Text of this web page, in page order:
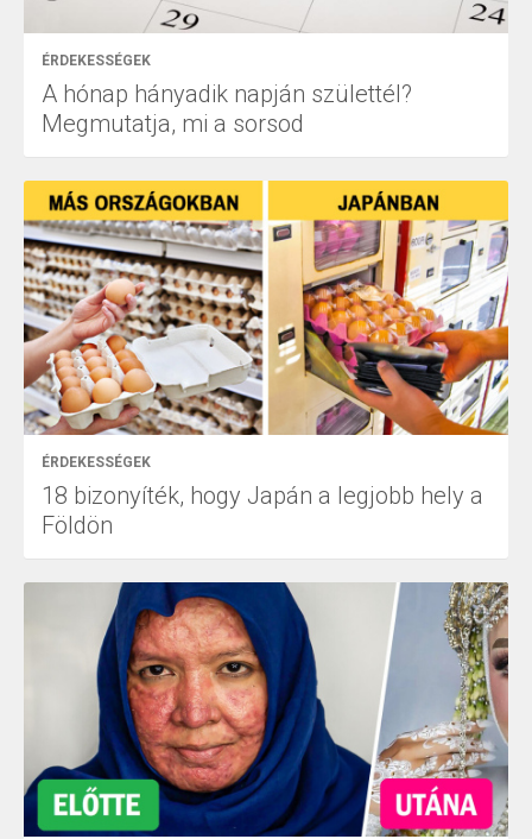
ÉRDEKESSÉGEK
A hónap hányadik napján születtél?
Megmutatja, mi a sorsod
ÉRDEKESSÉGEK
18 bizonyíték, hogy Japán a legjobb hely a
Földön